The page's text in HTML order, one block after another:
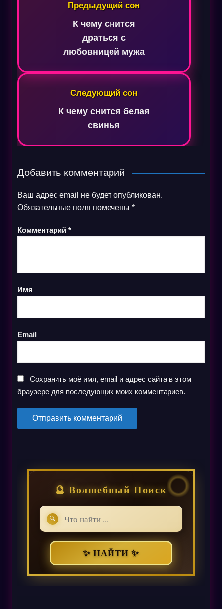
Предыдущий сон
К чему снится
драться с
любовницей мужа
Следующий сон
К чему снится белая
свинья
Добавить комментарий
Ваш адрес email не будет опубликован.
Обязательные поля помечены *
Комментарий *
Имя
Email
Сохранить моё имя, email и адрес сайта в этом
браузере для последующих моих комментариев.
🔮 Волшебный Поиск
🔍
✨ НАЙТИ ✨